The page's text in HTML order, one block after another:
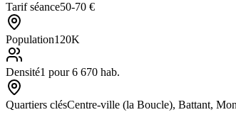
Tarif séance50-70 €
Population120K
Densité1 pour 6 670 hab.
Quartiers clésCentre-ville (la Boucle), Battant,